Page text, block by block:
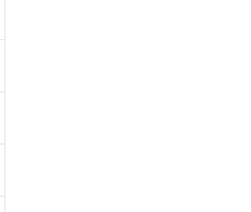
ロン制御機器販売店・
ル類(PBDE) 1000ppm以下、
ジル) : 1000ppm、
取引許可)を取得する